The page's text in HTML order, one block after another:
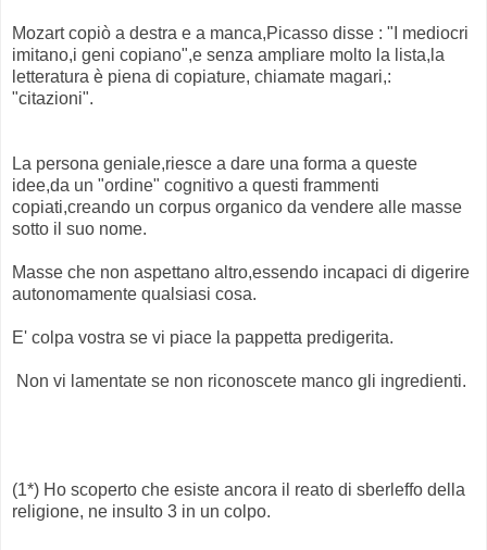
Mozart copiò a destra e a manca,Picasso disse : "I mediocri
imitano,i geni copiano",e senza ampliare molto la lista,la
letteratura è piena di copiature, chiamate magari,:
"citazioni".
La persona geniale,riesce a dare una forma a queste
idee,da un "ordine" cognitivo a questi frammenti
copiati,creando un corpus organico da vendere alle masse
sotto il suo nome.
Masse che non aspettano altro,essendo incapaci di digerire
autonomamente qualsiasi cosa.
E' colpa vostra se vi piace la pappetta predigerita.
Non vi lamentate se non riconoscete manco gli ingredienti.
(1*) Ho scoperto che esiste ancora il reato di sberleffo della
religione, ne insulto 3 in un colpo.